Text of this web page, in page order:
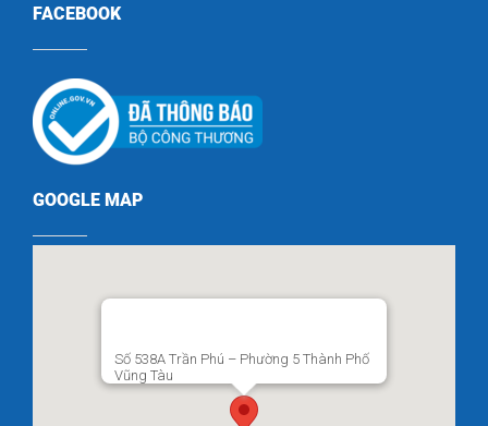
FACEBOOK
GOOGLE MAP
Số 538A Trần Phú – Phường 5 Thành Phố
Vũng Tàu